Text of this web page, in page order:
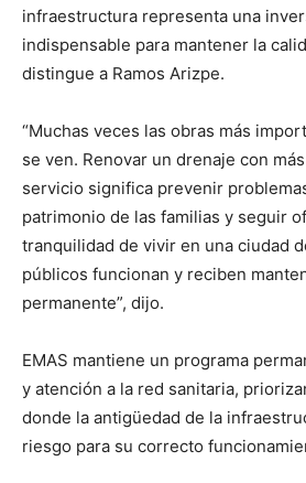
infraestructura representa una
indispensable para mantener la
distingue a Ramos Arizpe.
“Muchas veces las obras más
se ven. Renovar un drenaje con
servicio significa prevenir
patrimonio de las familias y seguir
tranquilidad de vivir en una ciudad
públicos funcionan y reciben
permanente”, dijo.
EMAS mantiene un programa
y atención a la red sanitaria,
donde la antigüedad de la
riesgo para su correcto